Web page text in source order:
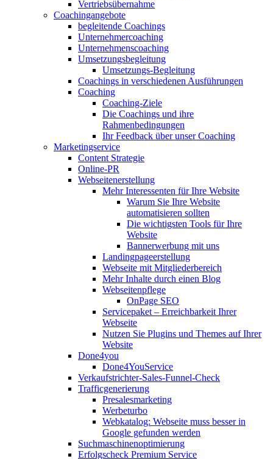
Vertriebsübernahme
Coachingangebote
begleitende Coachings
Unternehmercoaching
Unternehmenscoaching
Umsetzungsbegleitung
Umsetzungs-Begleitung
Coachings in verschiedenen Ausführungen
Coaching
Coaching-Ziele
Die Coachings und ihre
Rahmenbedingungen
Ihr Feedback über unser Coaching
Marketingservice
Content Strategie
Online-PR
Webseitenerstellung
Mehr Interessenten für Ihre Website
Warum Sie Ihre Website
automatisieren sollten
Die wichtigsten Tools für Ihre
Website
Bannerwerbung mit uns
Landingpageerstellung
Webseite mit Mitgliederbereich
Mehr Inhalte durch einen Blog
Webseitenpflege
OnPage SEO
Servicepaket – Erreichbarkeit Ihrer
Webseite
Nutzen Sie Plugins und Themes auf Ihrer
Website
Done4you
Done4YouService
Verkaufstrichter-Sales-Funnel-Check
Trafficgenerierung
Presalesmarketing
Werbeturbo
Webkatalog: Webseite muss besser in
Google gefunden werden
Suchmaschinenoptimierung
Erfolgscheck Premium Service